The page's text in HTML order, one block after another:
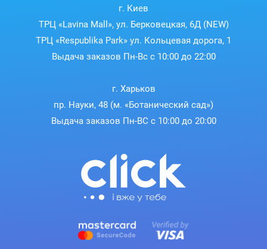
г. Киев
ТРЦ «Lavina Mall», ул. Берковецкая, 6Д (NEW)
ТРЦ «Respublika Park» ул. Кольцевая дорога, 1
Выдача заказов Пн-Вс с 10:00 до 22:00
г. Харьков
пр. Науки, 48 (м. «Ботанический сад»)
Выдача заказов Пн-ВС с 10:00 до 20:00